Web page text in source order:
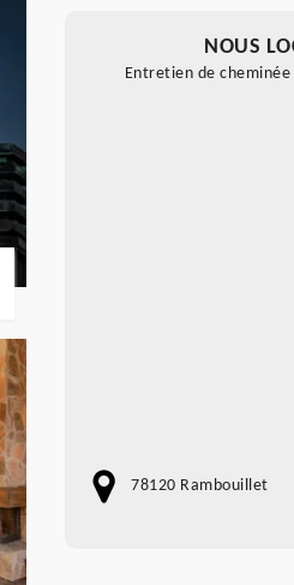
NOUS
Entretien de
78120 Rambouillet